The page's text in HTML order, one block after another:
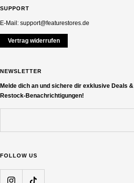
SUPPORT
E-Mail: support@featurestores.de
Vertrag widerrufen
NEWSLETTER
Melde dich an und sichere dir exklusive Deals &
Restock-Benachrichtigungen!
FOLLOW US